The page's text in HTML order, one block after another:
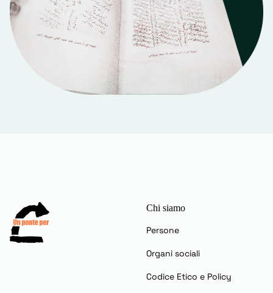
Chi siamo
Persone
Organi sociali
Codice Etico e Policy